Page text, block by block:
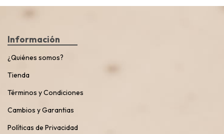
Información
¿Quiénes somos?
Tienda
Términos y Condiciones
Cambios y Garantias
Políticas de Privacidad